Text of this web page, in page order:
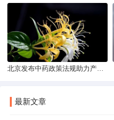
最新文章